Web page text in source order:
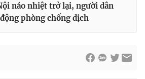
náo nhiệt trở lại, người dân
phòng chống dịch